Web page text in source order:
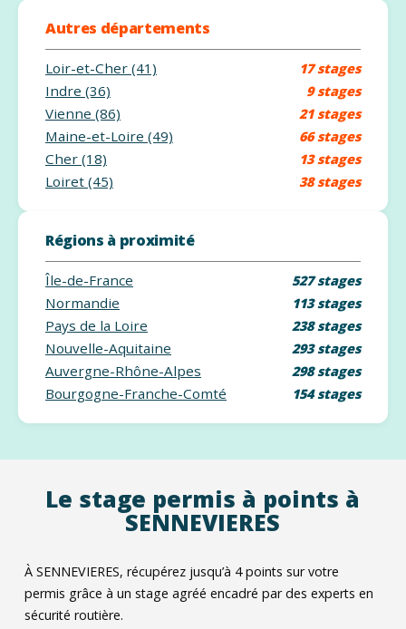
Autres départements
Loir-et-Cher (41) 17 stages
Indre (36) 9 stages
Vienne (86) 21 stages
Maine-et-Loire (49) 66 stages
Cher (18) 13 stages
Loiret (45) 38 stages
Régions à proximité
Île-de-France 527 stages
Normandie 113 stages
Pays de la Loire 238 stages
Nouvelle-Aquitaine 293 stages
Auvergne-Rhône-Alpes 298 stages
Bourgogne-Franche-Comté 154 stages
Le stage permis à points à
SENNEVIERES
À SENNEVIERES, récupérez jusqu’à 4 points sur votre
permis grâce à un stage agréé encadré par des experts en
sécurité routière.